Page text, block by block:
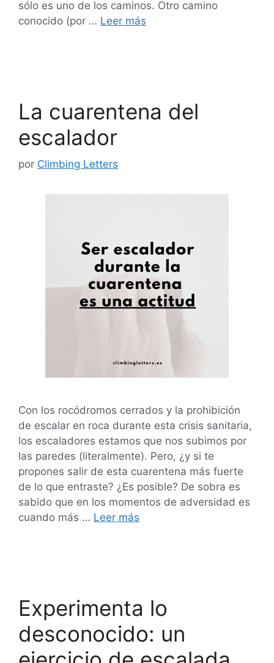
sólo es uno de los caminos. Otro camino
conocido (por … Leer más
La cuarentena del
escalador
por Climbing Letters
Con los rocódromos cerrados y la prohibición
de escalar en roca durante esta crisis sanitaria,
los escaladores estamos que nos subimos por
las paredes (literalmente). Pero, ¿y si te
propones salir de esta cuarentena más fuerte
de lo que entraste? ¿Es posible? De sobra es
sabido que en los momentos de adversidad es
cuando más … Leer más
Experimenta lo
desconocido: un